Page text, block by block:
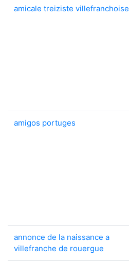
amicale treiziste villefranchoise
amigos portuges
annonce de la naissance a
villefranche de rouergue